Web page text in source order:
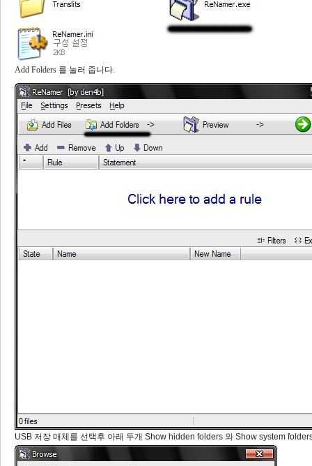
Add Folders 를 눌러 줍니다.
USB 저장 매체를 선택후 아래 두개 Show hidden folders 와 Show system